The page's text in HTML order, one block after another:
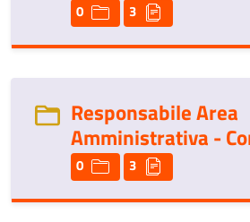
0 3
Responsabile Area
Amministrativa -
0 3